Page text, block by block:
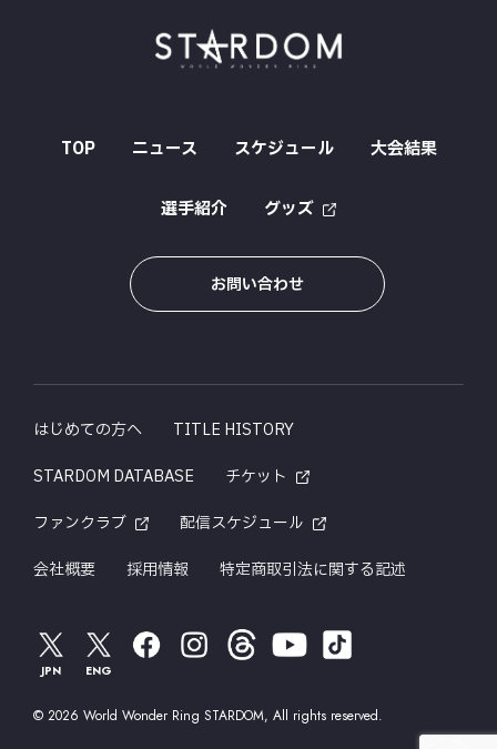
TOP ニュース スケジュール 大会結果
選手紹介 グッズ
お問い合わせ
はじめての方へ
TITLE HISTORY
STARDOM DATABASE
チケット
ファンクラブ
配信スケジュール
会社概要
採用情報 特定商取引法に関する記述
JPN ENG
© 2026 World Wonder Ring STARDOM, All rights reserved.